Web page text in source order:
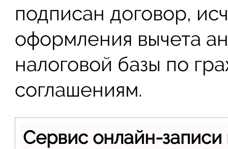
подписан договор,
оформления вычета
налоговой базы по
соглашениям.
Сервис онлайн-